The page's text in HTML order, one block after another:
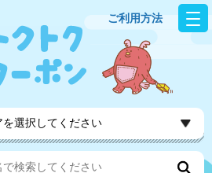
ご利用方法
を選択してください